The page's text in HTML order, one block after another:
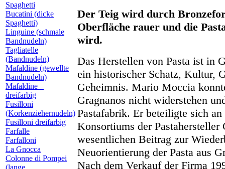
Spaghetti
Bucatini (dicke
Spaghetti)
Linguine (schmale
Bandnudeln)
Tagliatelle
(Bandnudeln)
Mafaldine (gewellte
Bandnudeln)
Mafaldine –
dreifarbig
Fusilloni
(Korkenziehernudeln)
Fusilloni dreifarbig
Farfalle
Farfalloni
La Gnocca
Colonne di Pompei
(lange
Der Teig wird durch
Oberfläche rauer und die
wird.
Das Herstellen von Pasta ist in
ein historischer Schatz, Kultur,
Geheimnis. Mario Moccia
Gragnanos nicht widerstehen
Pastafabrik. Er beteiligte sich
Konsortiums der
wesentlichen Beitrag zur
Neuorientierung der Pasta aus
Nach dem Verkauf der Firma